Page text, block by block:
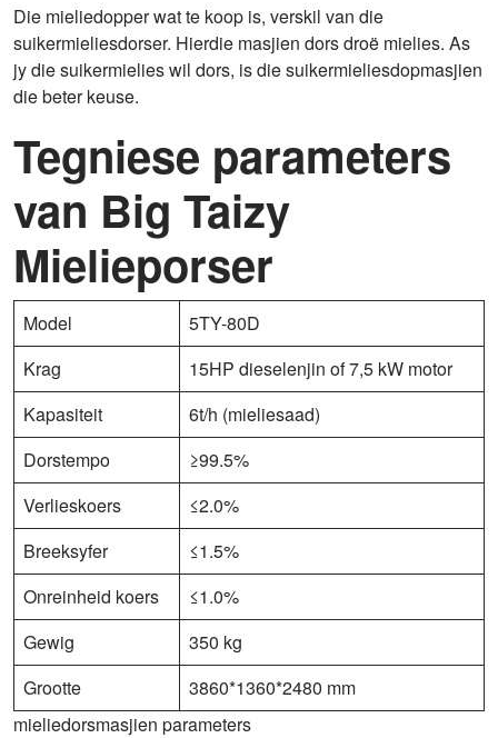
Die mieliedopper wat te koop is, verskil van die
suikermieliesdorser. Hierdie masjien dors droë mielies. As
jy die suikermielies wil dors, is die suikermieliesdopmasjien
die beter keuse.
Tegniese parameters
van Big Taizy
Mielieporser
Model
5TY-80D
Krag
15HP dieselenjin of 7,5 kW motor
Kapasiteit
6t/h (mieliesaad)
Dorstempo
≥99.5%
Verlieskoers
≤2.0%
Breeksyfer
≤1.5%
Onreinheid koers
≤1.0%
Gewig
350 kg
Grootte
3860*1360*2480 mm
mieliedorsmasjien parameters